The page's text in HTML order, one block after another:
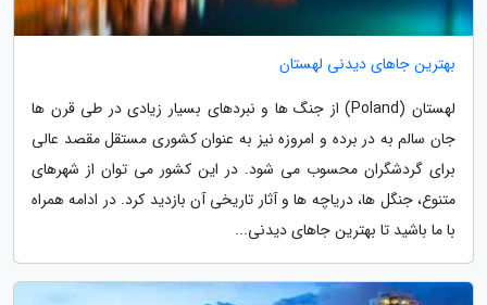
بهترین جاهای دیدنی لهستان
لهستان (Poland) از جنگ ها و نبردهای بسیار زیادی در طی قرن ها
جان سالم به در برده و امروزه نیز به عنوان کشوری مستقل مقصد عالی
برای گردشگران محسوب می شود. در این کشور می توان از شهرهای
متنوع، جنگل ها، دریاچه ها و آثار تاریخی آن بازدید کرد. در ادامه همراه
با ما باشید تا بهترین جاهای دیدنی...